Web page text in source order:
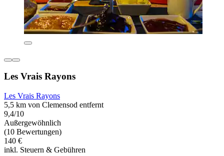
Les Vrais Rayons
Les Vrais Rayons
5,5 km von Clemensod entfernt
9,4/10
Außergewöhnlich
(10 Bewertungen)
140 €
inkl. Steuern & Gebühren